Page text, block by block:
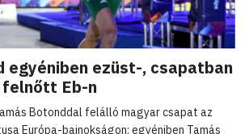
egyéniben ezüst-, csapatban
felnőtt Eb-n
Botonddal felálló magyar csapat az
Európa-bajnokságon; egyéniben Tamás